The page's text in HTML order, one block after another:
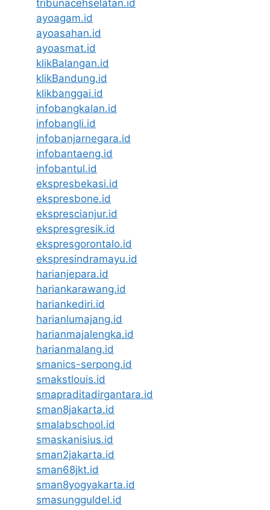
tribunacehselatan.id
ayoagam.id
ayoasahan.id
ayoasmat.id
klikBalangan.id
klikBandung.id
klikbanggai.id
infobangkalan.id
infobangli.id
infobanjarnegara.id
infobantaeng.id
infobantul.id
ekspresbekasi.id
ekspresbone.id
eksprescianjur.id
ekspresgresik.id
ekspresgorontalo.id
ekspresindramayu.id
harianjepara.id
hariankarawang.id
hariankediri.id
harianlumajang.id
harianmajalengka.id
harianmalang.id
smanics-serpong.id
smakstlouis.id
smapraditadirgantara.id
sman8jakarta.id
smalabschool.id
smaskanisius.id
sman2jakarta.id
sman68jkt.id
sman8yogyakarta.id
smasungguldel.id